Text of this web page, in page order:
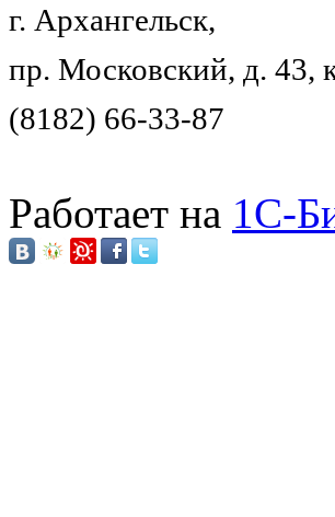
г. Архангельск,
пр. Московский, д. 43,
(8182) 66-33-87
Работает на 1C-